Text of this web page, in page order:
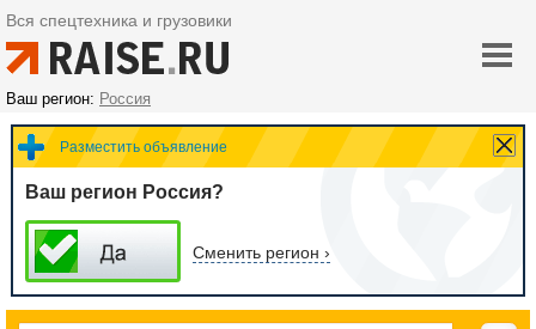
Вся спецтехника и грузовики
Ваш регион: Россия
Разместить объявление
Ваш регион Россия?
Сменить регион ›